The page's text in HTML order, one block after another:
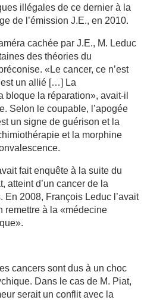
illégales de ce dernier à la
de l’émission J.E., en 2010.
cachée par J.E., M. Leduc
des théories du
«Le cancer, ce n’est
un allié […] La
bloque la réparation», avait-il
Selon le coupable, l’apogée
un signe de guérison et la
et la morphine
fait enquête à la suite du
atteint d’un cancer de la
En 2008, François Leduc l’avait
remettre à la «médecine
cancers sont dus à un choc
Dans le cas de M. Piat,
serait un conflit avec la